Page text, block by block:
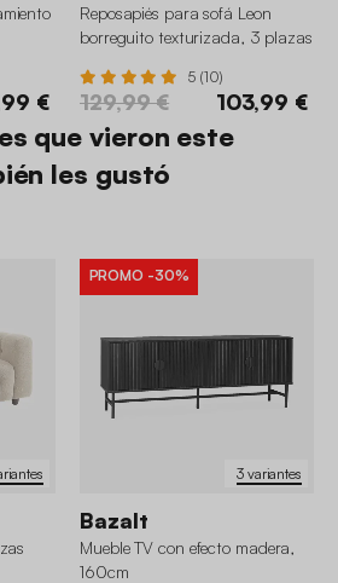
€
Reposapiés para sofá Leon
borreguito texturizada, 3 plazas
5 (10)
129,99 € 103,99 €
que vieron este
les gustó
3 variantes
PROMO -30%
Bazalt
Mueble TV con efecto madera,
160cm